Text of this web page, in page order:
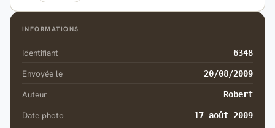
INFORMATIONS
Identifiant 6348
Envoyée le 20/08/2009
Auteur Robert
Date photo 17 août 2009